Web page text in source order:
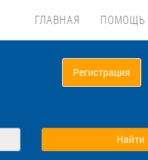
ГЛАВНАЯ ПОМОЩЬ
Регистрация